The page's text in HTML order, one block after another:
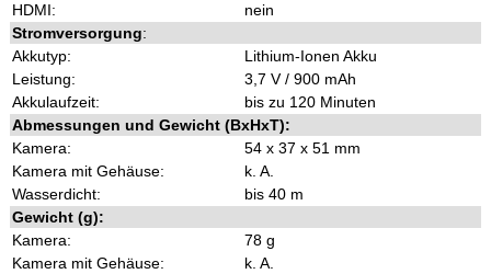
HDMI:
nein
Stromversorgung:
Akkutyp:
Lithium-Ionen Akku
Leistung:
3,7 V / 900 mAh
Akkulaufzeit:
bis zu 120 Minuten
Abmessungen und Gewicht (BxHxT):
Kamera:
54 x 37 x 51 mm
Kamera mit Gehäuse:
k. A.
Wasserdicht:
bis 40 m
Gewicht (g):
Kamera:
78 g
Kamera mit Gehäuse:
k. A.